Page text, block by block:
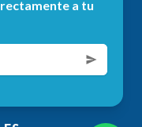
a tu